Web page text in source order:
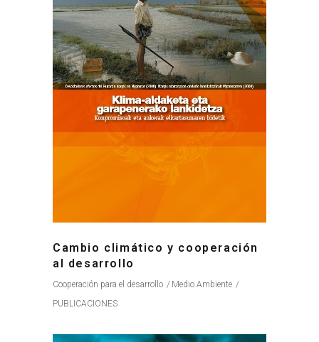
Cambio climático y cooperación
al desarrollo
Cooperación para el desarrollo
Medio Ambiente
PUBLICACIONES